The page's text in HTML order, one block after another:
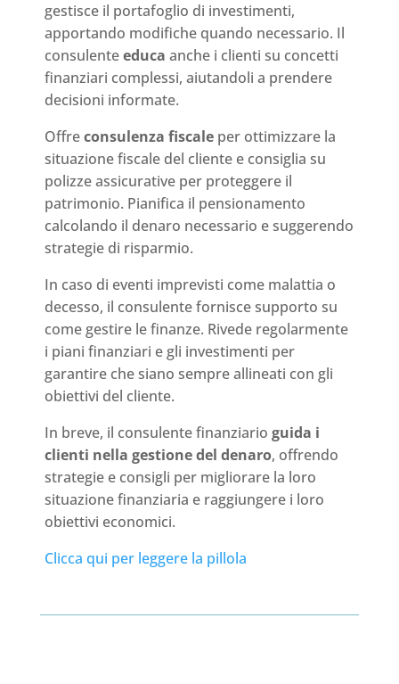
gestisce il portafoglio di investimenti,
apportando modifiche quando necessario. Il
consulenteeduca anche i clienti su concetti
finanziari complessi, aiutandoli a prendere
decisioni informate.
Offreconsulenza fiscaleper ottimizzare la
situazione fiscale del cliente e consiglia su
polizze assicurative per proteggere il
patrimonio. Pianifica il pensionamento
calcolando il denaro necessario e suggerendo
strategie di risparmio.
In caso di eventi imprevisti come malattia o
decesso, il consulente fornisce supporto su
come gestire le finanze. Rivede regolarmente
i piani finanziari e gli investimenti per
garantire che siano sempre allineati con gli
obiettivi del cliente.
In breve, il consulente finanziario guida i
clienti nella gestione del denaro, offrendo
strategie e consigli per migliorare la loro
situazione finanziaria e raggiungere i loro
obiettivi economici.
Clicca qui per leggere la pillola